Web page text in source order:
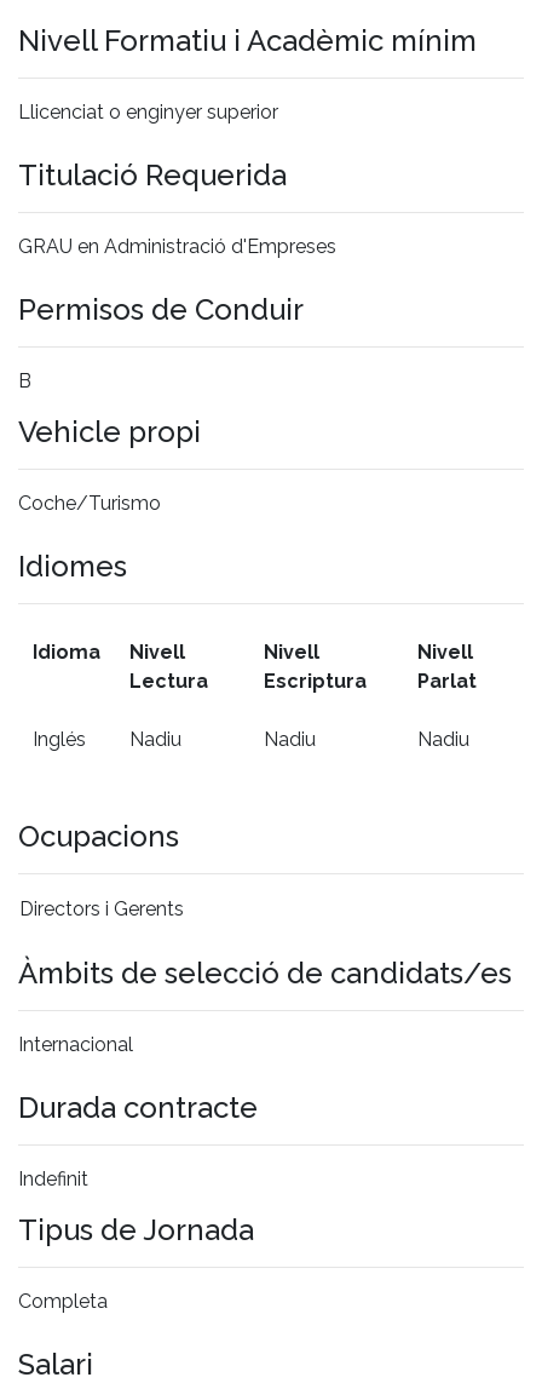
Nivell Formatiu i Acadèmic mínim
Llicenciat o enginyer superior
Titulació Requerida
GRAU en Administració d'Empreses
Permisos de Conduir
B
Vehicle propi
Coche/Turismo
Idiomes
Idioma
Nivell
Lectura
Nivell
Escriptura
Nivell
Parlat
Inglés Nadiu Nadiu Nadiu
Ocupacions
Directors i Gerents
Àmbits de selecció de candidats/es
Internacional
Durada contracte
Indefinit
Tipus de Jornada
Completa
Salari